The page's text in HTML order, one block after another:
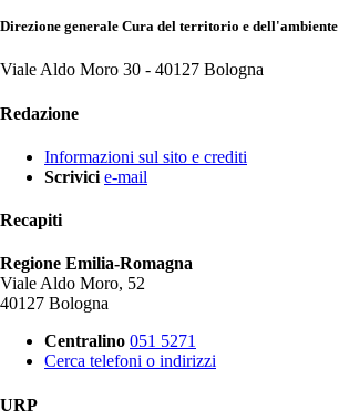
Direzione generale Cura del territorio e dell'ambiente
Viale Aldo Moro 30 - 40127 Bologna
Redazione
Informazioni sul sito e crediti
Scrivici e-mail
Recapiti
Regione Emilia-Romagna
Viale Aldo Moro, 52
40127 Bologna
Centralino 051 5271
Cerca telefoni o indirizzi
URP